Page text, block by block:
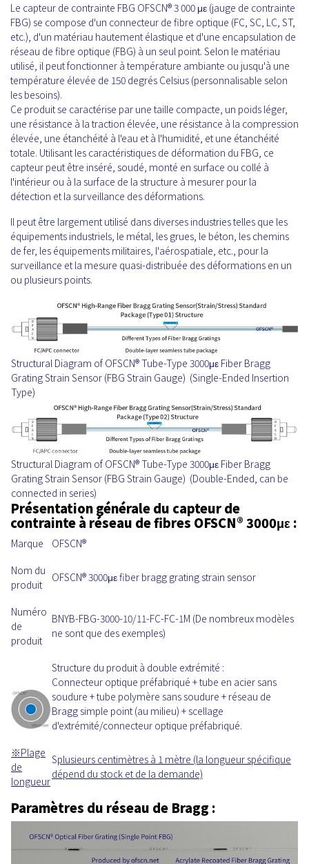
Le capteur de contrainte FBG OFSCN® 3 000 με (jauge de contrainte
FBG) se compose d'un connecteur de fibre optique (FC, SC, LC, ST,
etc.), d'un matériau hautement élastique et d'une encapsulation de
réseau de fibre optique (FBG) à un seul point. Selon le matériau
utilisé, il peut fonctionner à température ambiante ou jusqu'à une
température élevée de 150 degrés Celsius (personnalisable selon
les besoins).
Ce produit se caractérise par une taille compacte, un poids léger,
une résistance à la traction élevée, une résistance à la compression
élevée, une étanchéité à l'eau et à l'humidité, et une étanchéité
totale. Utilisant les caractéristiques de déformation du FBG, ce
capteur peut être inséré, soudé, monté en surface ou collé à
l'intérieur ou à la surface de la structure à mesurer pour la
détection et la surveillance des déformations.
Il peut être largement utilisé dans diverses industries telles que les
équipements industriels, le métal, les grues, le béton, les chemins
de fer, les équipements militaires, l'aérospatiale, etc., pour la
surveillance et la mesure quasi-distribuée des déformations en un
ou plusieurs points.
Structural Diagram of OFSCN® Tube-Type 3000με Fiber Bragg
Grating Strain Sensor (FBG Strain Gauge) (Single-Ended Insertion
Type)
Structural Diagram of OFSCN® Tube-Type 3000με Fiber Bragg
Grating Strain Sensor (FBG Strain Gauge) (Double-Ended, can be
connected in series)
Présentation générale du capteur de
contrainte à réseau de fibres OFSCN® 3000με :
Marque
OFSCN®
Nom du
produit
OFSCN® 3000με fiber bragg grating strain sensor
Numéro
de
produit
BNYB-FBG-3000-10/11-FC-FC-1M (De nombreux modèles
ne sont que des exemples)
Structure du produit à double extrémité :
Connecteur optique préfabriqué + tube en acier sans
soudure + tube polymère sans soudure + réseau de
Bragg simple point (au milieu) + scellage
d'extrémité/connecteur optique préfabriqué.
※Plage
de
longueur
Splusieurs centimètres à 1 mètre (la longueur spécifique
dépend du stock et de la demande)
Paramètres du réseau de Bragg :